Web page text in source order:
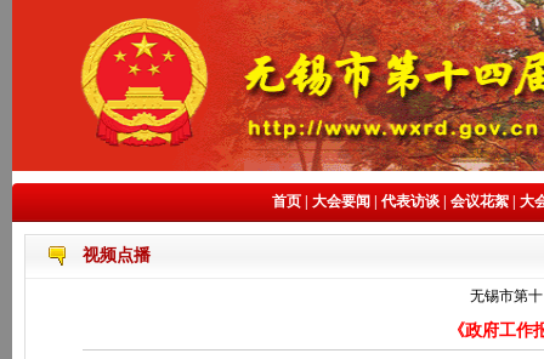
首页 大会要闻 代表访谈 会议花絮 大
视频点播
无锡市第
《政府工